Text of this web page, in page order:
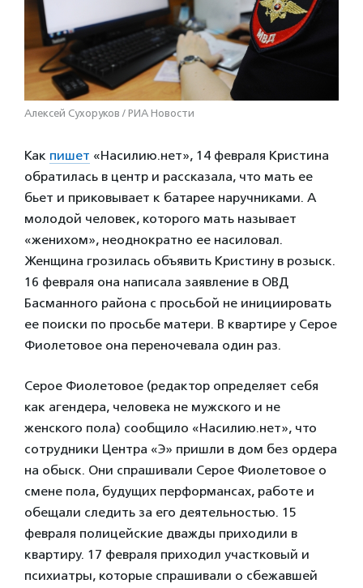
Алексей Сухоруков / РИА Новости
Как пишет «Насилию.нет», 14 февраля Кристина
обратилась в центр и рассказала, что мать ее
бьет и приковывает к батарее наручниками. А
молодой человек, которого мать называет
«женихом», неоднократно ее насиловал.
Женщина грозилась объявить Кристину в розыск.
16 февраля она написала заявление в ОВД
Басманного района с просьбой не инициировать
ее поиски по просьбе матери. В квартире у Серое
Фиолетовое она переночевала один раз.
Серое Фиолетовое (редактор определяет себя
как агендера, человека не мужского и не
женского пола) сообщило «Насилию.нет», что
сотрудники Центра «Э» пришли в дом без ордера
на обыск. Они спрашивали Серое Фиолетовое о
смене пола, будущих перформансах, работе и
обещали следить за его деятельностью. 15
февраля полицейские дважды приходили в
квартиру. 17 февраля приходил участковый и
психиатры, которые спрашивали о сбежавшей